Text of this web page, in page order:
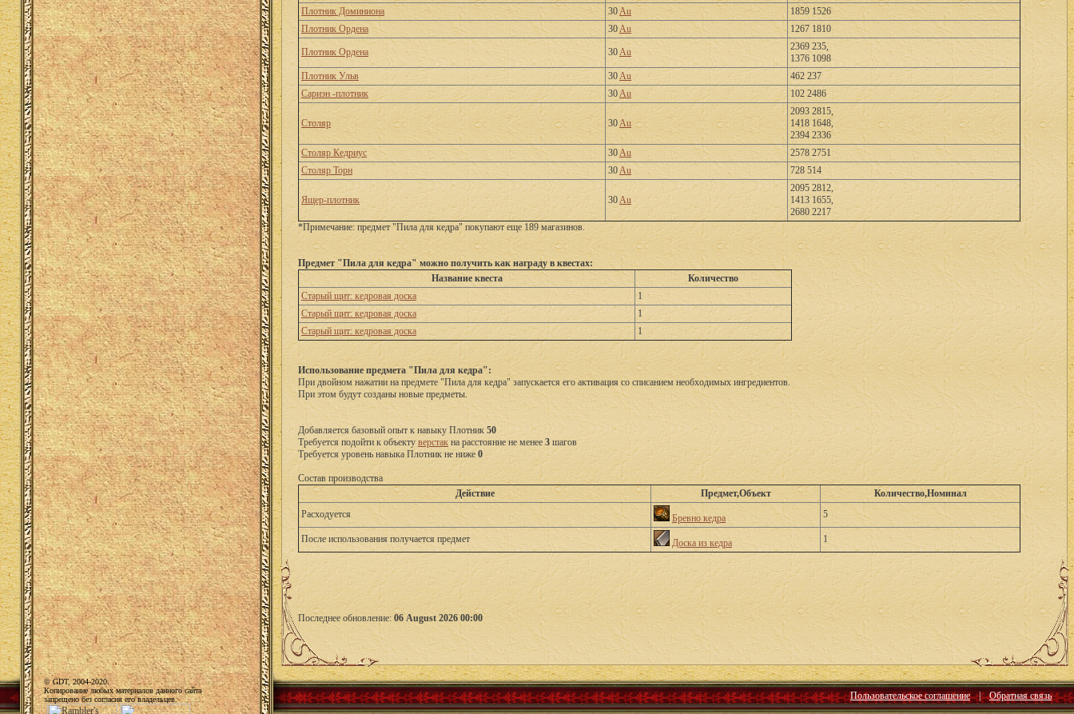
Плотник Доминиона
30Au
1859 1526
Плотник Ордена
30Au 1267 1810
Плотник Ордена 30Au
2369 235,
1376 1098
Плотник Ульв
30Au
462 237
Сариэн -плотник
30Au 102 2486
Столяр 30Au
2093 2815,
1418 1648,
2394 2336
Столяр Кедриус
30Au
2578 2751
Столяр Торн
30Au 728 514
Ящер-плотник 30Au
2095 2812,
1413 1655,
2680 2217
*Примечание: предмет "Пила для кедра" покупают еще 189 магазинов.
Предмет "Пила для кедра" можно получить как награду в квестах:
Название квеста
Количество
Старый щит: кедровая доска
1
Старый щит: кедровая доска
1
Старый щит: кедровая доска
1
Использование предмета "Пила для кедра":
При двойном нажатии на предмете "Пила для кедра" запускается его активация со списанием необходимых ингредиентов.
При этом будут созданы новые предметы.
Добавляется базовый опыт к навыку Плотник 50
Требуется подойти к объекту верстак на расстояние не менее 3 шагов
Требуется уровень навыка Плотник не ниже 0
Состав производства
Действие
Предмет,Объект
Количество,Номинал
Расходуется
Бревно кедра 5
После использования получается предмет Доска из кедра 1
Последнее обновление: 06 August 2026 00:00
© GDT, 2004-2020.
Копирование любых материалов данного сайта
запрещено без согласия его владельцев.
Пользовательское соглашение | Обратная связь